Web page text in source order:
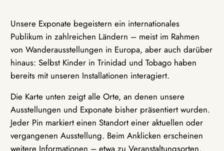
Unsere Exponate begeistern ein internationales
Publikum in zahlreichen Ländern – meist im Rahmen
von Wanderausstellungen in Europa, aber auch darüber
hinaus: Selbst Kinder in Trinidad und Tobago haben
bereits mit unseren Installationen interagiert.
Die Karte unten zeigt alle Orte, an denen unsere
Ausstellungen und Exponate bisher präsentiert wurden.
Jeder Pin markiert einen Standort einer aktuellen oder
vergangenen Ausstellung. Beim Anklicken erscheinen